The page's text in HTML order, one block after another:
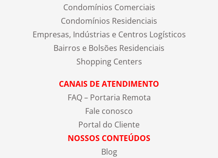
Condomínios Comerciais
Condomínios Residenciais
Empresas, Indústrias e Centros Logísticos
Bairros e Bolsões Residenciais
Shopping Centers
CANAIS DE ATENDIMENTO
FAQ – Portaria Remota
Fale conosco
Portal do Cliente
NOSSOS CONTEÚDOS
Blog